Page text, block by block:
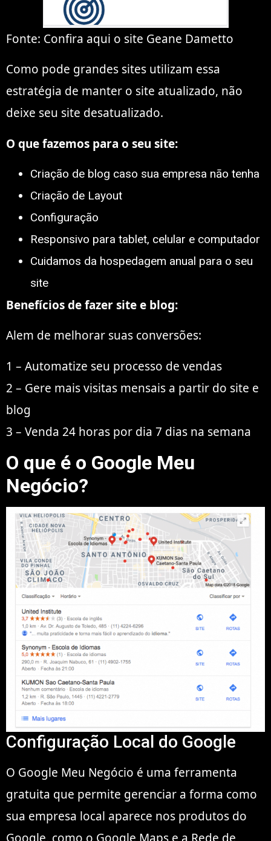
Fonte: Confira aqui o site Geane Dametto
Como pode grandes sites utilizam essa
estratégia de manter o site atualizado, não
deixe seu site desatualizado.
O que fazemos para o seu site:
Criação de blog caso sua empresa nāo tenha
Criação de Layout
Configuração
Responsivo para tablet, celular e computador
Cuidamos da hospedagem anual para o seu
site
Benefícios de fazer site e blog:
Alem de melhorar suas conversões:
1 – Automatize seu processo de vendas
2 – Gere mais visitas mensais a partir do site e
blog
3 – Venda 24 horas por dia 7 dias na semana
O que é o Google Meu
Negócio?
Configuração Local do Google
O Google Meu Negócio é uma ferramenta
gratuita que permite gerenciar a forma como
sua empresa local aparece nos produtos do
Google, como o Google Maps e a Rede de